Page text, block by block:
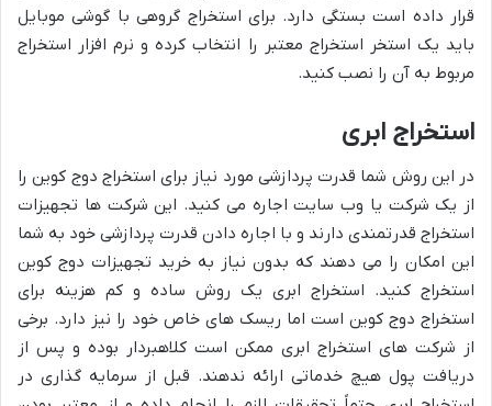
قرار داده است بستگی دارد. برای استخراج گروهی با گوشی موبایل
باید یک استخر استخراج معتبر را انتخاب کرده و نرم افزار استخراج
مربوط به آن را نصب کنید.
استخراج ابری
در این روش شما قدرت پردازشی مورد نیاز برای استخراج دوج کوین را
از یک شرکت یا وب سایت اجاره می کنید. این شرکت ها تجهیزات
استخراج قدرتمندی دارند و با اجاره دادن قدرت پردازشی خود به شما
این امکان را می دهند که بدون نیاز به خرید تجهیزات دوج کوین
استخراج کنید. استخراج ابری یک روش ساده و کم هزینه برای
استخراج دوج کوین است اما ریسک های خاص خود را نیز دارد. برخی
از شرکت های استخراج ابری ممکن است کلاهبردار بوده و پس از
دریافت پول هیچ خدماتی ارائه ندهند. قبل از سرمایه گذاری در